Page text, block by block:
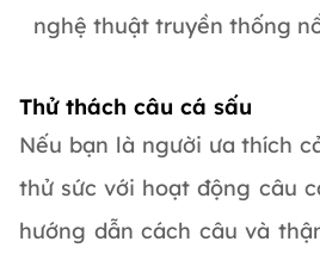
nghệ thuật truyền thống
Thử thách câu cá sấu
Nếu bạn là người ưa thích
thử sức với hoạt động câu
hướng dẫn cách câu và